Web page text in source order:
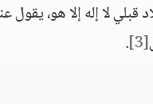
لا إله إلا هو، يقول
[3]
.